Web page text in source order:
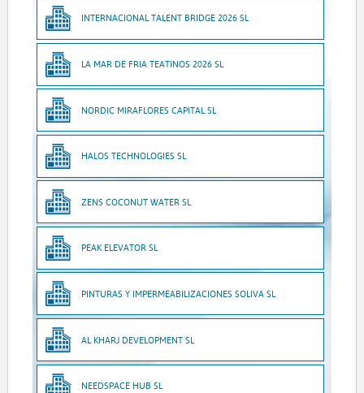
INTERNACIONAL TALENT BRIDGE 2026 SL
LA MAR DE FRIA TEATINOS 2026 SL
NORDIC MIRAFLORES CAPITAL SL
HALOS TECHNOLOGIES SL
ZENS COCONUT WATER SL
PEAK ELEVATOR SL
PINTURAS Y IMPERMEABILIZACIONES SOLIVA SL
AL KHARJ DEVELOPMENT SL
NEEDSPACE HUB SL